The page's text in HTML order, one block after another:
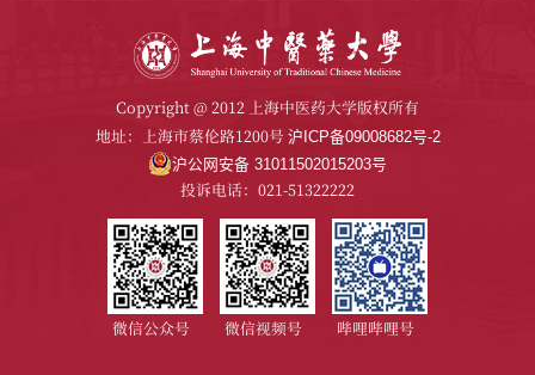
Copyright @ 2012 上海中医药大学版权所有
地址：上海市蔡伦路1200号 沪ICP备09008682号-2
沪公网安备 31011502015203号
投诉电话：021-51322222
微信公众号 微信视频号 哔哩哔哩号